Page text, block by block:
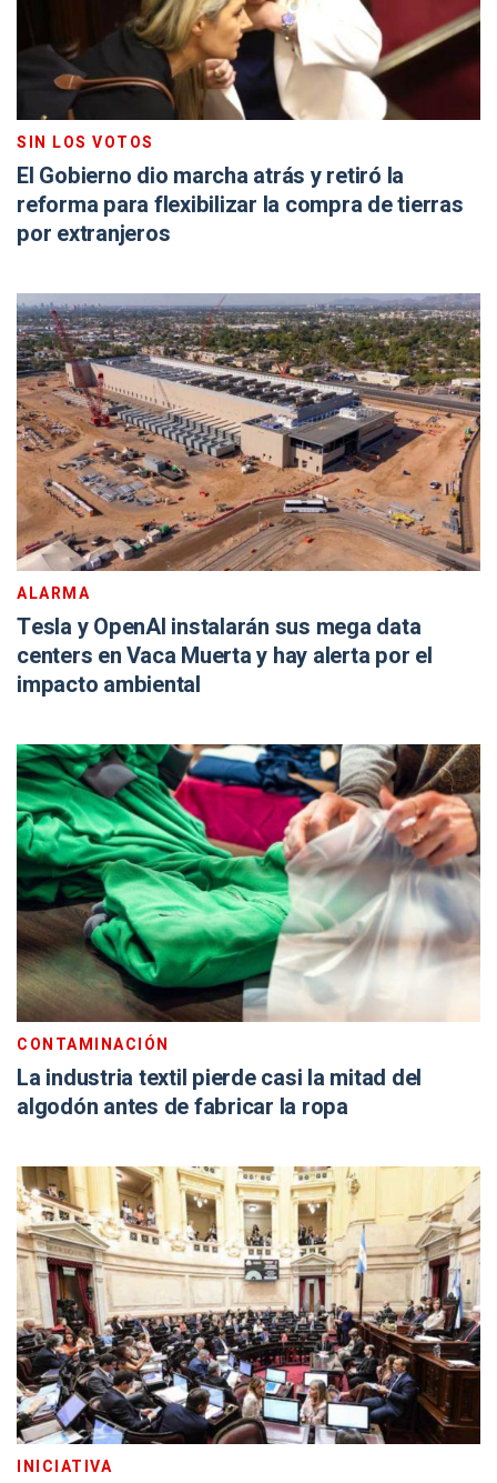
SIN LOS VOTOS
El Gobierno dio marcha atrás y retiró la
reforma para flexibilizar la compra de tierras
por extranjeros
ALARMA
Tesla y OpenAI instalarán sus mega data
centers en Vaca Muerta y hay alerta por el
impacto ambiental
CONTAMINACIÓN
La industria textil pierde casi la mitad del
algodón antes de fabricar la ropa
INICIATIVA